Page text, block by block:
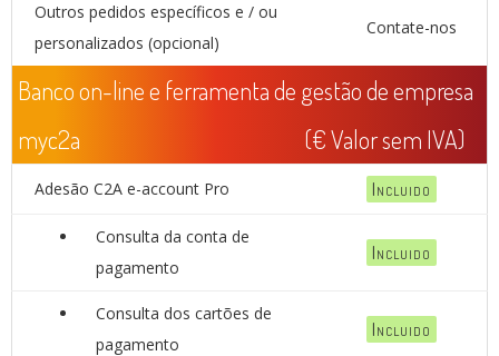
Outros pedidos específicos e / ou
personalizados (opcional)
Contate-nos
Banco on-line e ferramenta de gestão de empresa
myc2a
(€ Valor sem IVA)
Adesão C2A e-account Pro Incluido
Consulta da conta de
pagamento
Incluido
Consulta dos cartões de
pagamento
Incluido